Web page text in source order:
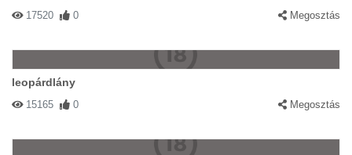
17520 0 Megosztás
leopárdlány
15165 0 Megosztás